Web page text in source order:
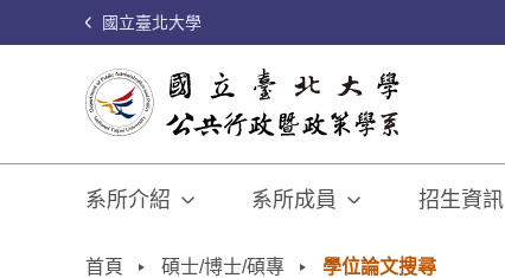
國立臺北大學
系所介紹 系所成員 招生資訊
首頁 碩士/博士/碩專 學位論文搜尋